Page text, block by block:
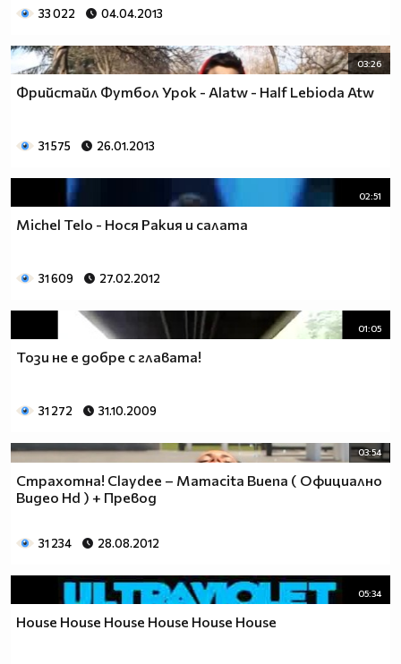
33 022 04.04.2013
03:26
Фрийстайл Футбол Урок - Alatw - Half Lebioda Atw
31 575 26.01.2013
02:51
Michel Telo - Нося Ракия и салата
31 609 27.02.2012
01:05
Този не е добре с главата!
31 272 31.10.2009
03:54
Страхотна! Claydee – Mamacita Buena ( Официално
Видео Hd ) + Превод
31 234 28.08.2012
05:34
House House House House House House